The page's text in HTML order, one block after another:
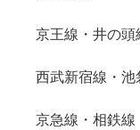
京王線・井の頭
西武新宿線・池
京急線・相鉄線